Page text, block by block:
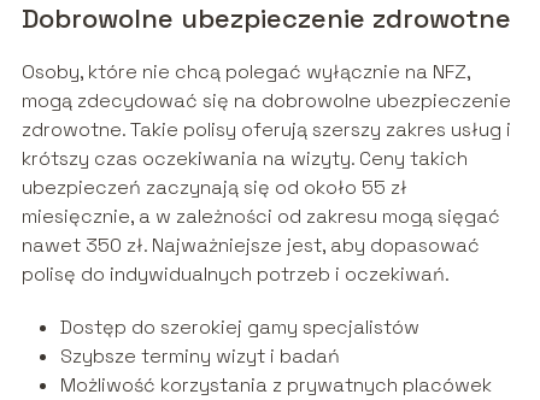
Dobrowolne ubezpieczenie zdrowotne
Osoby, które nie chcą polegać wyłącznie na NFZ,
mogą zdecydować się na dobrowolne ubezpieczenie
zdrowotne. Takie polisy oferują szerszy zakres usług i
krótszy czas oczekiwania na wizyty. Ceny takich
ubezpieczeń zaczynają się od około 55 zł
miesięcznie, a w zależności od zakresu mogą sięgać
nawet 350 zł. Najważniejsze jest, aby dopasować
polisę do indywidualnych potrzeb i oczekiwań.
Dostęp do szerokiej gamy specjalistów
Szybsze terminy wizyt i badań
Możliwość korzystania z prywatnych placówek